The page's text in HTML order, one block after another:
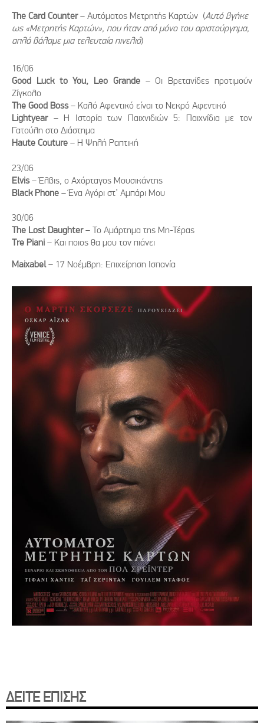
Τhe Card Counter– Αυτόματος Μετρητής Καρτών (Αυτό βγήκε
ως «Μετρητής Καρτών», που ήταν από μόνο του αριστούργημα,
απλά βάλαμε μια τελευταία πινελιά)
16/06
Good Luck to You, Leo Grande– Οι Βρετανίδες προτιμούν
Ζίγκολο
The Good Boss– Καλό Αφεντικό είναι το Νεκρό Αφεντικό
Lightyear – Η Ιστορία των Παιχνιδιών 5: Παιχνίδια με τον
Γατούλη στο Διάστημα
Haute Couture – Η Ψηλή Ραπτική
23/06
Elvis– Έλβις, ο Αχόρταγος Μουσικάντης
Black Phone – Ένα Αγόρι στ’ Αμπάρι Mου
30/06
The Lost Daughter– Το Αμάρτημα της Μη-Τέρας
Tre Piani – Και ποιος θα μου τον πιάνει
Maixabel– 17 Νοέμβρη: Επιχείρηση Ισπανία
ΔΕΙΤΕ ΕΠΙΣΗΣ